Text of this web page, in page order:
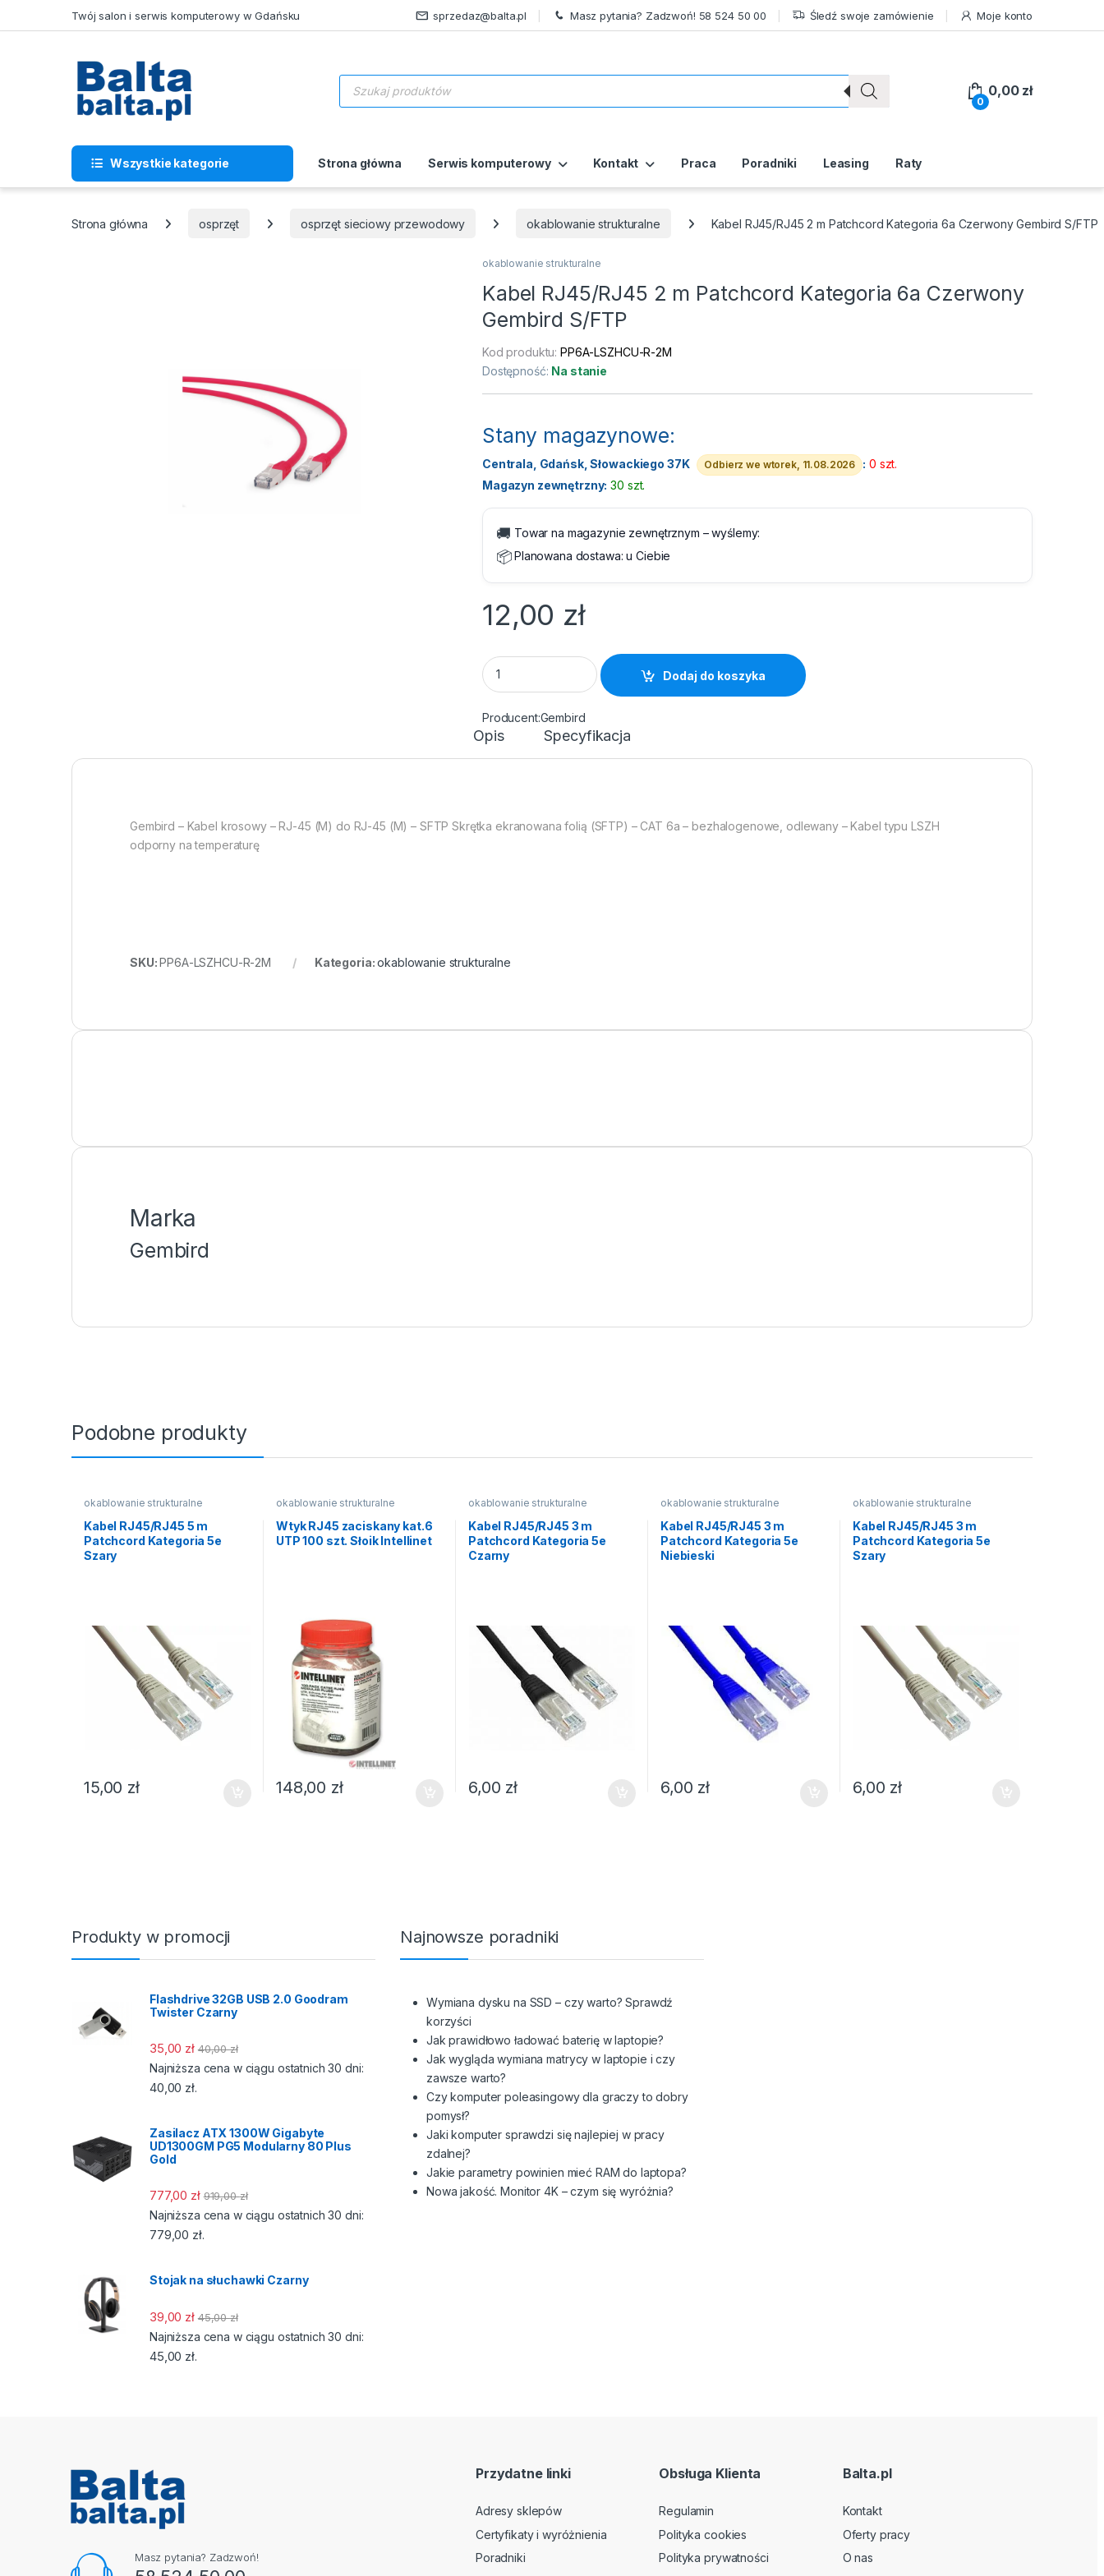
Skip to navigationTwój salon i serwis komputerowy w Gdańsku sprzedaz@balta.pl Masz pytania? Zadzwoń! 58 524 50 00 Śledź swoje zamówienie Moje konto
Wyszukiwarka produktów
0
0,00 zł
Wszystkie kategorie Strona główna Serwis komputerowy Kontakt Praca Poradniki Leasing Raty
Strona główna osprzęt osprzęt sieciowy przewodowy okablowanie strukturalne Kabel RJ45/RJ45 2 m Patchcord Kategoria 6a Czerwony Gembird S/FTP
okablowanie strukturalne
Kabel RJ45/RJ45 2 m Patchcord Kategoria 6a Czerwony
Gembird S/FTP
Kod produktu:PP6A-LSZHCU-R-2M
Dostępność: Na stanie
Stany magazynowe:
Centrala, Gdańsk, Słowackiego 37K Odbierz we wtorek, 11.08.2026 : 0 szt.
Magazyn zewnętrzny: 30 szt.
🚚 Towar na magazynie zewnętrznym – wyślemy:
📦Planowana dostawa:u Ciebie
12,00 zł
Kabel RJ45/RJ45 2 m Patchcord Kategoria 6a Czerwony Gembird S/FTP quantity
Dodaj do koszyka
Gembird
Opis Specyfikacja
Gembird – Kabel krosowy – RJ-45 (M) do RJ-45 (M) – SFTP Skrętka ekranowana folią (SFTP) – CAT 6a – bezhalogenowe, odlewany – Kabel typu LSZH
odporny na temperaturę
SKU:PP6A-LSZHCU-R-2M Kategoria:okablowanie strukturalne
Marka
Gembird
Podobne produkty
okablowanie strukturalne
Kabel RJ45/RJ45 5 m
Patchcord Kategoria 5e
Szary
15,00 zł
okablowanie strukturalne
Wtyk RJ45 zaciskany kat.6
UTP 100 szt. Słoik Intellinet
148,00 zł
okablowanie strukturalne
Kabel RJ45/RJ45 3 m
Patchcord Kategoria 5e
Czarny
6,00 zł
okablowanie strukturalne
Kabel RJ45/RJ45 3 m
Patchcord Kategoria 5e
Niebieski
6,00 zł
okablowanie strukturalne
Kabel RJ45/RJ45 3 m
Patchcord Kategoria 5e
Szary
6,00 zł
Produkty w promocji
Flashdrive 32GB USB 2.0 Goodram
Twister Czarny
35,00 zł 40,00zł
Najniższa cena w ciągu ostatnich 30 dni:
40,00 zł.
Zasilacz ATX 1300W Gigabyte
UD1300GM PG5 Modularny 80 Plus
Gold
777,00 zł 919,00zł
Najniższa cena w ciągu ostatnich 30 dni:
779,00 zł.
Stojak na słuchawki Czarny
39,00 zł 45,00zł
Najniższa cena w ciągu ostatnich 30 dni:
45,00 zł.
Najnowsze poradniki
Wymiana dysku na SSD – czy warto? Sprawdź
korzyści
Jak prawidłowo ładować baterię w laptopie?
Jak wygląda wymiana matrycy w laptopie i czy
zawsze warto?
Czy komputer poleasingowy dla graczy to dobry
pomysł?
Jaki komputer sprawdzi się najlepiej w pracy
zdalnej?
Jakie parametry powinien mieć RAM do laptopa?
Nowa jakość. Monitor 4K – czym się wyróżnia?
Masz pytania? Zadzwoń!
Przydatne linki
Adresy sklepów
Certyfikaty i wyróżnienia
Poradniki
Obsługa Klienta
Regulamin
Polityka cookies
Polityka prywatności
Balta.pl
Kontakt
Oferty pracy
O nas